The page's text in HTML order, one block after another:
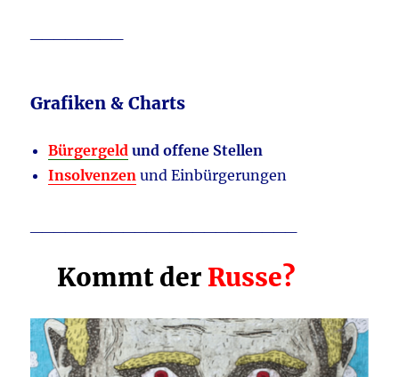
Grafiken & Charts
Bürgergeld und offene Stellen
Insolvenzen und Einbürgerungen
Kommt derRusse?